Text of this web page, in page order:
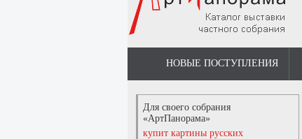
НОВЫЕ ПОСТУПЛЕНИЯ
Для своего собрания
«АртПанорама»
купит картины русских